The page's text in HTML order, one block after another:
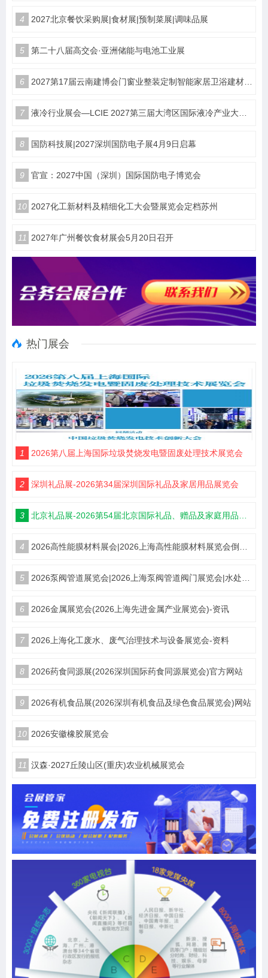
4 2027北京餐饮采购展|食材展|预制菜展|调味品展
5 第二十八届高交会·亚洲储能与电池工业展
6 2027第17届云南建博会门窗业整装定制智能家居卫浴建材展会
7 液冷行业展会—LCIE 2027第三届大湾区国际液冷产业大会暨展览会（深圳）
8 国防科技展|2027深圳国防电子展4月9日启幕
9 官宣：2027中国（深圳）国际国防电子博览会
10 2027化工新材料及精细化工大会暨展览会定档苏州
11 2027年广州餐饮食材展会5月20日召开
热门展会
1 2026第八届上海国际垃圾焚烧发电暨固废处理技术展览会
2 深圳礼品展-2026第34届深圳国际礼品及家居用品展览会
3 北京礼品展-2026第54届北京国际礼品、赠品及家庭用品展览会
4 2026高性能膜材料展会|2026上海高性能膜材料展览会倒计时
5 2026泵阀管道展览会|2026上海泵阀管道阀门展览会|水处理展览会
6 2026金属展览会(2026上海先进金属产业展览会)-资讯
7 2026上海化工废水、废气治理技术与设备展览会-资料
8 2026药食同源展(2026深圳国际药食同源展览会)官方网站
9 2026有机食品展(2026深圳有机食品及绿色食品展览会)网站
10 2026安徽橡胶展览会
11 汉森·2027丘陵山区(重庆)农业机械展览会